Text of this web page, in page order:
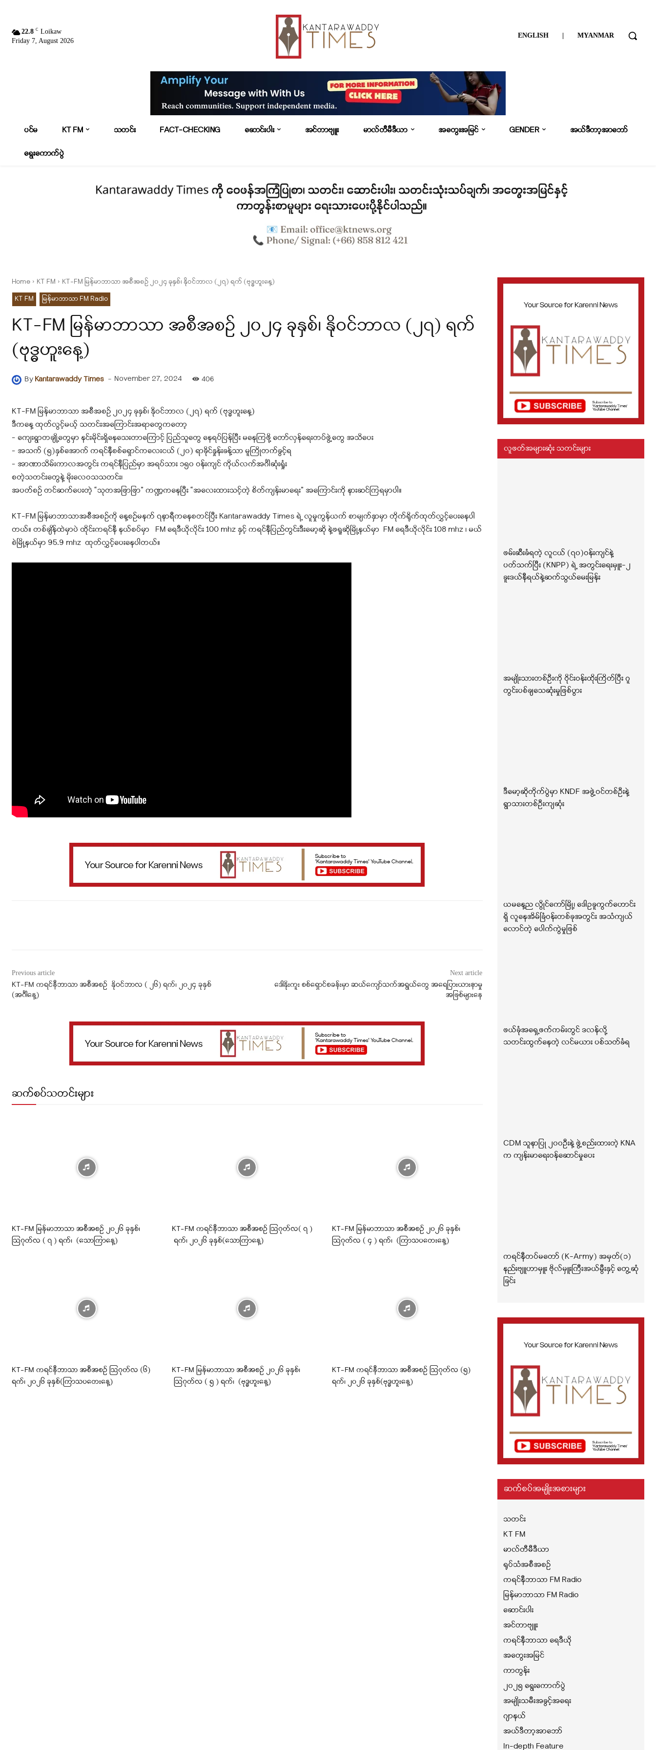
22.8 C Loikaw
Friday 7, August 2026
ENGLISH | MYANMAR
ပင်မ KT FM သတင်း FACT-CHECKING ဆောင်းပါး အင်တာဗျူး မာလ်တီမီဒီယာ အတွေးအမြင် GENDER အယ်ဒီတာ့အာဘော်
ရွေးကောက်ပွဲ
Home KT FM
KT-FM မြန်မာဘာသာ အစီအစဉ် ၂၀၂၄ ခုနှစ်၊ နိုဝင်ဘာလ (၂၇) ရက် (ဗုဒ္ဓဟူးနေ့)
KT FM
မြန်မာဘာသာ FM Radio
KT-FM မြန်မာဘာသာ အစီအစဉ် ၂၀၂၄ ခုနှစ်၊ နိုဝင်ဘာလ (၂၇) ရက်
(ဗုဒ္ဓဟူးနေ့)
ByKantarawaddy Times - November 27, 2024 406
KT-FM မြန်မာဘာသာ အစီအစဉ် ၂၀၂၄ ခုနှစ်၊ နိုဝင်ဘာလ (၂၇) ရက် (ဗုဒ္ဓဟူးနေ့)
ဒီကနေ့ ထုတ်လွင့်မယ့် သတင်းအကြောင်းအရာတွေကတော့
– ကျေးရွာတချို့တွေမှာ နင်းမိုင်းရှိနေသေးတာကြောင့် ပြည်သူတွေ နေရပ်ပြန်ပြီး မနေကြဖို့ တော်လှန်ရေးတပ်ဖွဲ့တွေ အသိပေး
– အသက် (၅)နှစ်အောက် ကရင်နီစစ်ရှောင်ကလေးငယ် (၂၀) ရာခိုင်နှုန်းခန့်သာ မူကြိုတက်ခွင့်ရ
– အာဏာသိမ်းကာလအတွင်း ကရင်နီပြည်မှာ အရပ်သား ၁၅၀ ဝန်းကျင် ကိုယ်လက်အင်္ဂါဆုံးရှုံး
စတဲ့သတင်းတွေနဲ့ မိုးလေဝသသတင်း၊
အပတ်စဉ် တင်ဆက်ပေးတဲ့ “သုတအဖြာဖြာ” ကဏ္ဍကနေပြီး “အလေးထားသင့်တဲ့ စိတ်ကျန်းမာရေး” အကြောင်းကို နားဆင်ကြရမှာပါ။
KT-FM မြန်မာဘာသာအစီအစဉ်ကို နေ့စဉ်မနက် ၇နာရီကနေစတင်ပြီး Kantarawaddy Times ရဲ့ လူမှုကွန်ယက် စာမျက်နှာမှာ တိုက်ရိုက်ထုတ်လွှင့်ပေးနေပါ
တယ်။ တစ်ချိန်ထဲမှာပဲ ထိုင်းကရင်နီ နယ်စပ်မှာ FM ရေဒီယိုလိုင်း 100 mhz နှင့် ကရင်နီပြည်တွင်းဒီးမော့ဆို နဲ့ဖရူဆိုမြို့နယ်မှာ FM ရေဒီယိုလိုင်း 108 mhz ၊ မယ်
စဲမြို့နယ်မှာ 95.9 mhz ထုတ်လွှင့်ပေးနေပါတယ်။
Previous article
KT-FM ကရင်နီဘာသာ အစီအစဉ် နိုဝင်ဘာလ ( ၂၆) ရက်၊ ၂၀၂၄ ခုနှစ်
(အင်္ဂါနေ့)
Next article
ဒေါနိုးကူး စစ်ရှောင်စခန်းမှာ ဆယ်ကျော်သက်အရွယ်တွေ အရေပြားယားနာမှု
အဖြစ်များနေ
ဆက်စပ်သတင်းများ
KT-FM မြန်မာဘာသာ အစီအစဉ် ၂၀၂၆ ခုနှစ်၊
ဩဂုတ်လ ( ၇ ) ရက်၊ (သောကြာနေ့)
KT-FM ကရင်နီဘာသာ အစီအစဉ် ဩဂုတ်လ( ၇ )
ရက်၊ ၂၀၂၆ ခုနှစ်(သောကြာနေ့)
KT-FM မြန်မာဘာသာ အစီအစဉ် ၂၀၂၆ ခုနှစ်၊
ဩဂုတ်လ ( ၄ ) ရက်၊ (ကြာသပတေးနေ့)
KT-FM ကရင်နီဘာသာ အစီအစဉ် ဩဂုတ်လ (၆)
ရက်၊ ၂၀၂၆ ခုနှစ်(ကြာသပတေးနေ့)
KT-FM မြန်မာဘာသာ အစီအစဉ် ၂၀၂၆ ခုနှစ်၊
ဩဂုတ်လ ( ၅ ) ရက်၊ (ဗုဒ္ဓဟူးနေ့)
KT-FM ကရင်နီဘာသာ အစီအစဉ် ဩဂုတ်လ (၅)
ရက်၊ ၂၀၂၆ ခုနှစ်(ဗုဒ္ဓဟူးနေ့)
လူဖတ်အများဆုံး သတင်းများ
ဖမ်းဆီးခံရတဲ့ လူငယ် (၇၀)ဝန်းကျင်နဲ့
ပတ်သက်ပြီး (KNPP) ရဲ့ အတွင်းရေးမှူး-၂
ခူးဒယ်နီရယ်နဲ့ဆက်သွယ်မေးမြန်း
အမျိုးသားတစ်ဦးကို ဝိုင်းဝန်းထိုးကြိတ်ပြီး ဂူ
တွင်းပစ်ချသေဆုံးမှုဖြစ်ပွား
ဒီမော့ဆိုတိုက်ပွဲမှာ KNDF အဖွဲ့ဝင်တစ်ဦးနဲ့
ရွာသားတစ်ဦးကျဆုံး
ယမနေ့ည လွိုင်ကော်မြို့၊ ဒေါဥခူကွက်ဟောင်း
ရှိ လူနေအိမ်ခြံဝန်းတစ်ခုအတွင်း အသံကျယ်
လောင်တဲ့ ပေါက်ကွဲမှုဖြစ်
ဖယ်ခုံအရှေ့ဖက်ကမ်းတွင် ဒလန်လို့
သတင်းထွက်နေတဲ့ လင်မယား ပစ်သတ်ခံရ
CDM သူနာပြု ၂၀၀ဦးနဲ့ ဖွဲ့စည်းထားတဲ့ KNA
က ကျန်းမာရေးဝန်ဆောင်မှုပေး
ကရင်နီတပ်မတော် (K-Army) အမှတ်(၁)
နည်းဗျူဟာမှူး ဗိုလ်မှူးကြီးအယ်မွီးနှင့် တွေ့ဆုံ
ခြင်း
ဆက်စပ်အမျိုးအစားများ
သတင်း
KT FM
မာလ်တီမီဒီယာ
ရုပ်သံအစီအစဉ်
ကရင်နီဘာသာ FM Radio
မြန်မာဘာသာ FM Radio
ဆောင်းပါး
အင်တာဗျူး
ကရင်နီဘာသာ ရေဒီယို
အတွေးအမြင်
ကာတွန်း
၂၀၂၅ ရွေးကောက်ပွဲ
အမျိုးသမီးအခွင့်အရေး
ဂျာနယ်
အယ်ဒီတာ့အာဘော်
In-depth Feature